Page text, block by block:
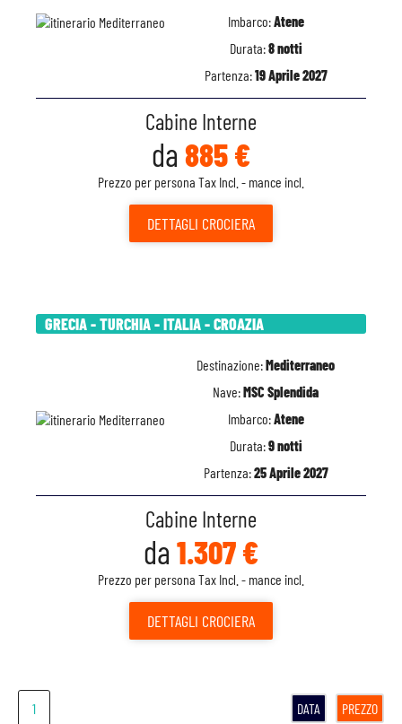
Imbarco:Atene
Durata:8 notti
Partenza:19 Aprile 2027
Cabine Interne
da 885 €
Prezzo per persona Tax Incl. - mance incl.
DETTAGLI CROCIERA
GRECIA - TURCHIA - ITALIA - CROAZIA
Destinazione:Mediterraneo
Nave:MSC Splendida
Imbarco:Atene
Durata:9 notti
Partenza:25 Aprile 2027
Cabine Interne
da 1.307 €
Prezzo per persona Tax Incl. - mance incl.
DETTAGLI CROCIERA
1 DATA PREZZO